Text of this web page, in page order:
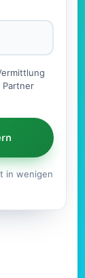
in wenigen